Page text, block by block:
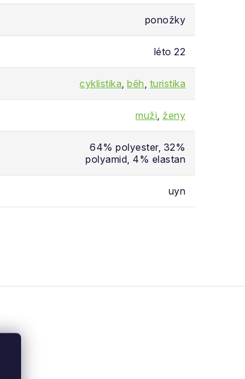
ponožky
léto 22
cyklistika, běh, turistika
muži, ženy
64% polyester, 32%
polyamid, 4% elastan
uyn